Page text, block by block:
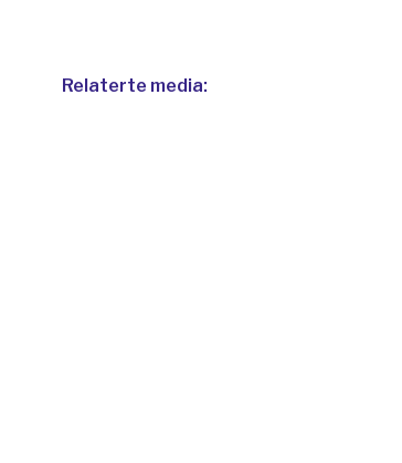
Relaterte media: